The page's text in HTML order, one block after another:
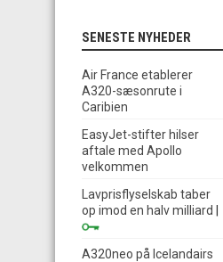
SENESTE NYHEDER
Air France etablerer
A320-sæsonrute i
Caribien
EasyJet-stifter hilser
aftale med Apollo
velkommen
Lavprisflyselskab taber
op imod en halv milliard
A320neo på Icelandairs